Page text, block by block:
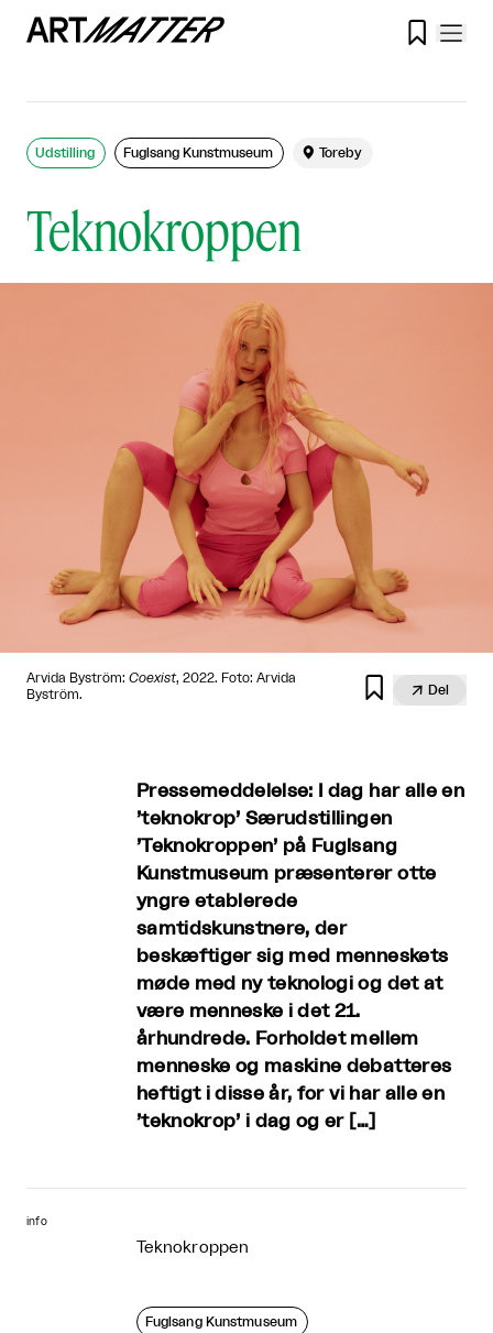

Teknokroppen
Udstilling Fuglsang Kunstmuseum  Toreby
Arvida Byström: Coexist, 2022. Foto: Arvida
Byström.
  Del
Pressemeddelelse: I dag har alle en
’teknokrop’ Særudstillingen
’Teknokroppen’ på Fuglsang
Kunstmuseum præsenterer otte
yngre etablerede
samtidskunstnere, der
beskæftiger sig med menneskets
møde med ny teknologi og det at
være menneske i det 21.
århundrede. Forholdet mellem
menneske og maskine debatteres
heftigt i disse år, for vi har alle en
’teknokrop’ i dag og er […]
info
Teknokroppen
Fuglsang Kunstmuseum